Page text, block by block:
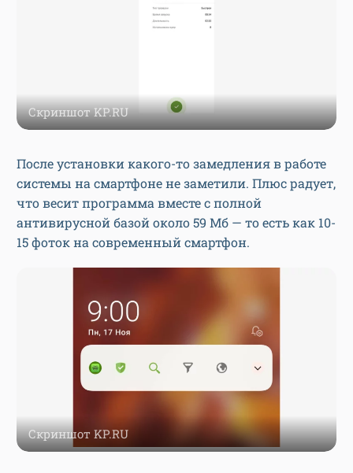
Скриншот KP.RU
После установки какого-то замедления в работе
системы на смартфоне не заметили. Плюс радует,
что весит программа вместе с полной
антивирусной базой около 59 Мб — то есть как 10-
15 фоток на современный смартфон.
Скриншот KP.RU